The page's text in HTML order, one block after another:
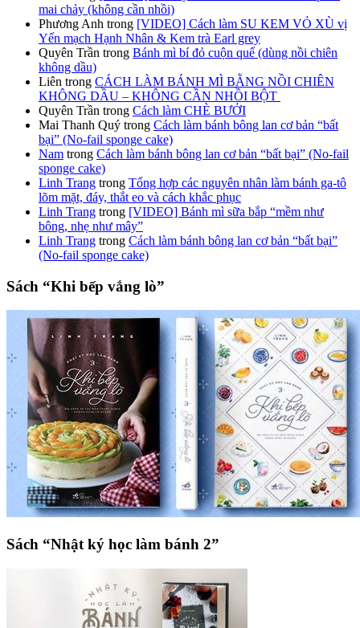
mai chảy (không cần nhồi)
Phương Anh trong [VIDEO] Cách làm SU KEM VỎ XÙ vị
Yến mạch Hạnh Nhân & Kem trà Earl grey
Quyên Trần trong Bánh mì bí đỏ cuộn quế (dùng nồi chiên
không dầu)
Liên trong CÁCH LÀM BÁNH MÌ BẰNG NỒI CHIÊN
KHÔNG DẦU – KHÔNG CẦN NHỒI BỘT
Quyên Trần trong Cách làm CHÈ BƯỞI
Mai Thanh Quý trong Cách làm bánh bông lan cơ bản “bất
bại” (No-fail sponge cake)
Nam trong Cách làm bánh bông lan cơ bản “bất bại” (No-fail
sponge cake)
Linh Trang trong Tổng hợp các nguyên nhân làm bánh ga-tô
lõm mặt, đáy, thắt eo và cách khắc phục
Linh Trang trong [VIDEO] Bánh mì sữa bắp “mềm như
bông, nhẹ như mây”
Linh Trang trong Cách làm bánh bông lan cơ bản “bất bại”
(No-fail sponge cake)
Sách “Khi bếp vắng lò”
Sách “Nhật ký học làm bánh 2”